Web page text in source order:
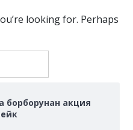
looking for. Perhaps
борборунан акция